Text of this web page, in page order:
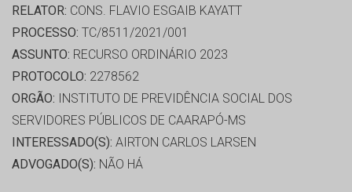
RELATOR: CONS. FLAVIO ESGAIB KAYATT
PROCESSO: TC/8511/2021/001
ASSUNTO: RECURSO ORDINÁRIO 2023
PROTOCOLO: 2278562
ORGÃO: INSTITUTO DE PREVIDÊNCIA SOCIAL DOS
SERVIDORES PÚBLICOS DE CAARAPÓ-MS
INTERESSADO(S): AIRTON CARLOS LARSEN
ADVOGADO(S): NÃO HÁ